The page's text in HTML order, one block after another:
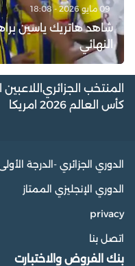
09 مايو 2026 - 18:08
شاهد هاتريك ياسين
النهائي
المنتخب الجزائري
كأس العالم 2026 امريكا
الدوري الجزائري -الدرجة
الدوري الإنجليزي الممتاز
privacy
اتصل بنا
بنك الفروض والاختبارت